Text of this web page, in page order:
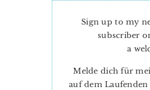
Sign up to my
subscriber
a
Melde dich für
auf dem